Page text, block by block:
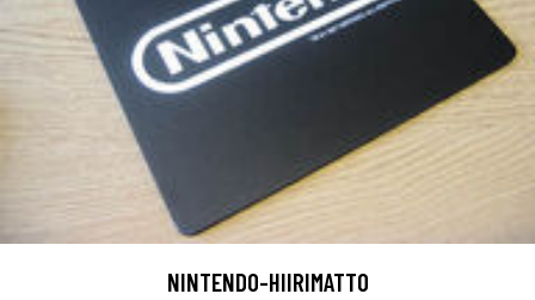
NINTENDO-HIIRIMATTO